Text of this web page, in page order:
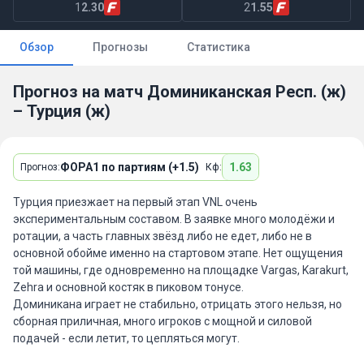
1 2.30 21.55
Обзор Прогнозы Статистика
Прогноз на матч Доминиканская Респ. (ж)
– Турция (ж)
Прогноз:ФОРА1 по партиям (+1.5) Кф: 1.63
Турция приезжает на первый этап VNL очень
экспериментальным составом. В заявке много молодёжи и
ротации, а часть главных звёзд либо не едет, либо не в
основной обойме именно на стартовом этапе. Нет ощущения
той машины, где одновременно на площадке Vargas, Karakurt,
Zehra и основной костяк в пиковом тонусе.
Доминикана играет не стабильно, отрицать этого нельзя, но
сборная приличная, много игроков с мощной и силовой
подачей - если летит, то цепляться могут.